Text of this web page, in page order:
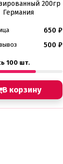
200гр
Германия
650 ₽
500 ₽
100 шт.
В корзину